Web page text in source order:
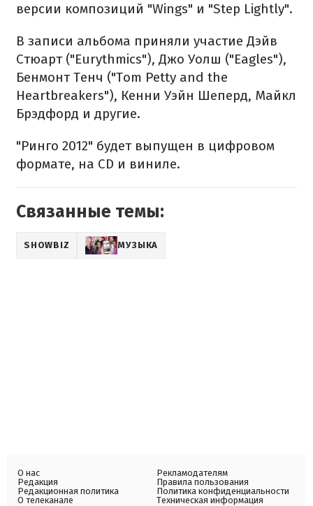
версии композиций "Wings" и "Step Lightly".
В записи альбома приняли участие Дэйв
Стюарт ("Eurythmics"), Джо Уолш ("Eagles"),
Бенмонт Тенч ("Tom Petty and the
Heartbreakers"), Кенни Уэйн Шеперд, Майкл
Брэдфорд и другие.
"Ринго 2012" будет выпущен в цифровом
формате, на CD и виниле.
Связанные темы:
SHOWBIZ МУЗЫКА
О нас
Редакция
Редакционная политика
О телеканале
Рекламодателям
Правила пользования
Политика конфиденциальности
Техническая информация